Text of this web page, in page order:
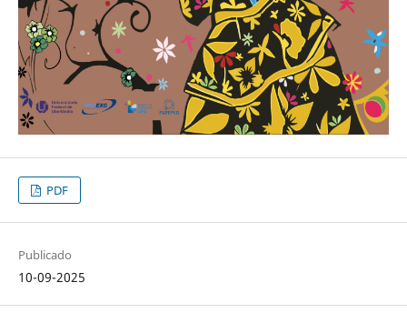
PDF
Publicado
10-09-2025